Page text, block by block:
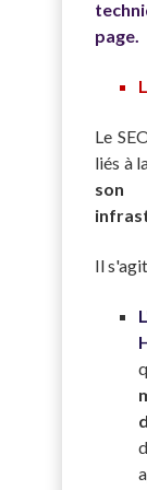
page.
Le
liés à
son
Il